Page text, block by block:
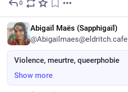
0
Abigaïl Maës (Sapphigaïl)
@Abigailmaes@eldritch.cafe
Violence, meurtre, queerphobie
Show more